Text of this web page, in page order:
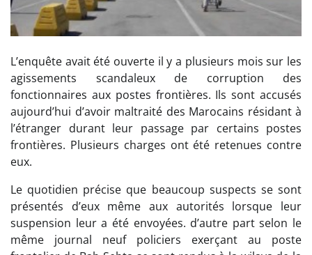
L’enquête avait été ouverte il y a plusieurs mois sur les
agissements scandaleux de corruption des
fonctionnaires aux postes frontières. Ils sont accusés
aujourd’hui d’avoir maltraité des Marocains résidant à
l’étranger durant leur passage par certains postes
frontières. Plusieurs charges ont été retenues contre
eux.
Le quotidien précise que beaucoup suspects se sont
présentés d’eux même aux autorités lorsque leur
suspension leur a été envoyées. d’autre part selon le
même journal neuf policiers exerçant au poste